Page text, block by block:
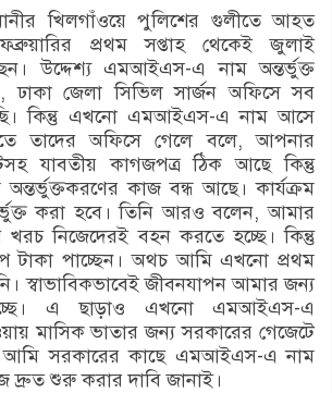
খিলগাঁওয়ে পুলিশের গুলীতে আহত
প্রথম সপ্তাহ থেকেই জুলাই
উদ্দেশ্য এমআইএস-এ নাম অন্তর্ভুক্ত
ঢাকা জেলা সিভিল সার্জন অফিসে সব
কিন্তু এখনো এমআইএস-এ নাম আসে
তাদের অফিসে গেলে বলে, আপনার
যাবতীয় কাগজপত্র ঠিক আছে কিন্তু
কাজ বন্ধ আছে। কার্যক্রম
করা হবে। তিনি আরও বলেন, আমার
খরচ নিজেদেরই বহন করতে হচ্ছে। কিন্তু
টাকা পাচ্ছেন। অথচ আমি এখনো প্রথম
স্বাভাবিকভাবেই জীবনযাপন আমার জন্য
এ ছাড়াও এখনো এমআইএস-এ
মাসিক ভাতার জন্য সরকারের গেজেটে
সরকারের কাছে এমআইএস-এ নাম
দ্রুত শুরু করার দাবি জানাই।